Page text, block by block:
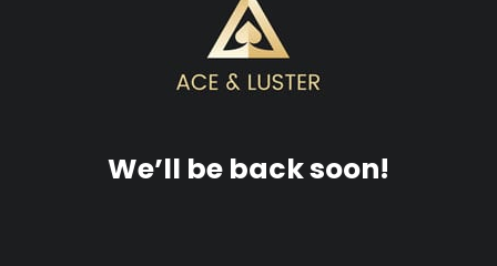
We’ll be back soon!